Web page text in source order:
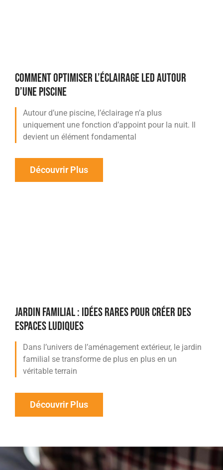
COMMENT OPTIMISER L’ÉCLAIRAGE LED AUTOUR
D’UNE PISCINE
Autour d’une piscine, l’éclairage n’a plus
uniquement une fonction d’appoint pour la nuit. Il
devient un élément fondamental
Découvrir Plus
JARDIN FAMILIAL : IDÉES RARES POUR CRÉER DES
ESPACES LUDIQUES
Dans l’univers de l’aménagement extérieur, le jardin
familial se transforme de plus en plus en un
véritable terrain
Découvrir Plus